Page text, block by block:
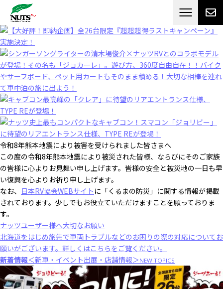
日本最大級のキャンピングカーメーカー
RV[テレビCM放送]
令和8年熊本地震により被害を受けられました皆さまへ
この度の令和8年熊本地震により被災された皆様、ならびにそのご家族
の皆様に心よりお見舞い申し上げます。皆様の安全と被災地の一日も早
い復興を心よりお祈り申し上げます。
なお、 日本RV協会WEBサイト に「くるまの防災」に関する情報が掲載
されております。少しでもお役立ていただけますことを願っておりま
す。
ナッツユーザー様へ大切なお願い
北海道をはじめ旅先で車両トラブルなどのお困りの際の対応についてお
願いがございます。 詳しくはこちらをご覧ください。
新着情報＜新車・イベント出展・店舗情報＞NEW TOPICS